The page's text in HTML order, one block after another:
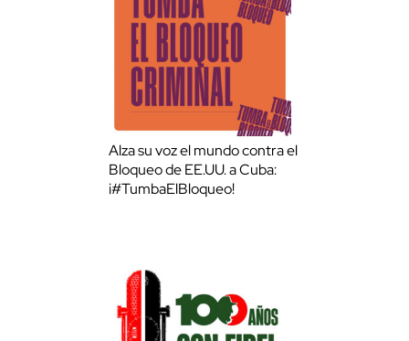
Alza su voz el mundo contra el
Bloqueo de EE.UU. a Cuba:
¡#TumbaElBloqueo!